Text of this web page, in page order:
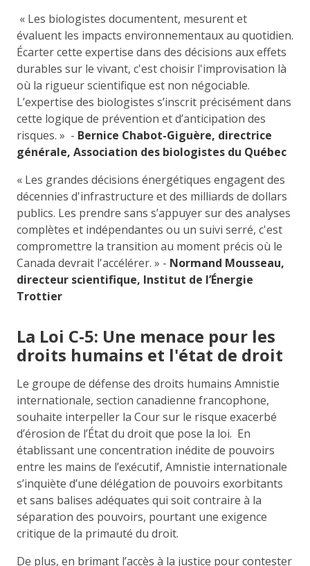
« Les biologistes documentent, mesurent et
évaluent les impacts environnementaux au quotidien.
Écarter cette expertise dans des décisions aux effets
durables sur le vivant, c'est choisir l'improvisation là
où la rigueur scientifique est non négociable.
L’expertise des biologistes s’inscrit précisément dans
cette logique de prévention et d’anticipation des
risques. » - Bernice Chabot-Giguère, directrice
générale, Association des biologistes du Québec
« Les grandes décisions énergétiques engagent des
décennies d'infrastructure et des milliards de dollars
publics. Les prendre sans s’appuyer sur des analyses
complètes et indépendantes ou un suivi serré, c'est
compromettre la transition au moment précis où le
Canada devrait l'accélérer. » - Normand Mousseau,
directeur scientifique, Institut de l’Énergie
Trottier
La Loi C-5: Une menace pour les
droits humains et l'état de droit
Le groupe de défense des droits humains Amnistie
internationale, section canadienne francophone,
souhaite interpeller la Cour sur le risque exacerbé
d’érosion de l’État du droit que pose la loi. En
établissant une concentration inédite de pouvoirs
entre les mains de l’exécutif, Amnistie internationale
s’inquiète d’une délégation de pouvoirs exorbitants
et sans balises adéquates qui soit contraire à la
séparation des pouvoirs, pourtant une exigence
critique de la primauté du droit.
De plus, en brimant l’accès à la justice pour contester